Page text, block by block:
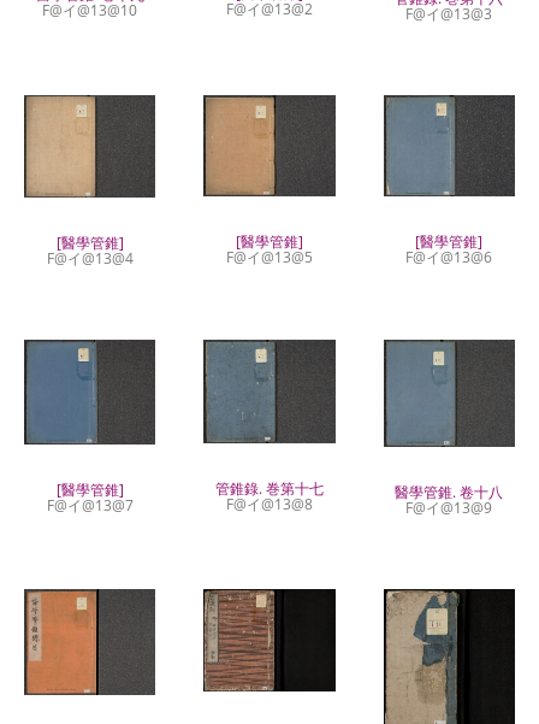
F@イ@13@10 F@イ@13@2 F@イ@13@3
[醫學管錐]
F@イ@13@4
[醫學管錐]
F@イ@13@5
[醫學管錐]
F@イ@13@6
[醫學管錐]
F@イ@13@7
管錐錄. 巻第十七
F@イ@13@8
醫學管錐. 卷十八
F@イ@13@9